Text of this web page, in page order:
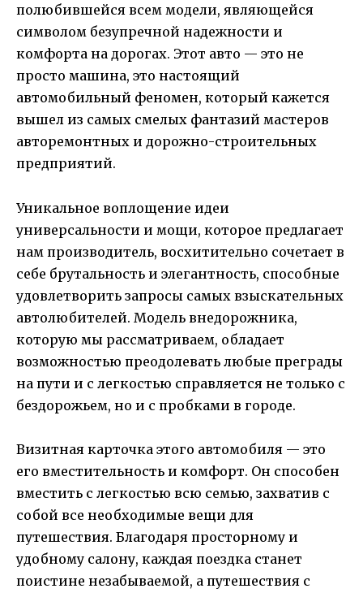
полюбившейся всем модели, являющейся
символом безупречной надежности и
комфорта на дорогах. Этот авто — это не
просто машина, это настоящий
автомобильный феномен, который кажется
вышел из самых смелых фантазий мастеров
авторемонтных и дорожно-строительных
предприятий.
Уникальное воплощение идеи
универсальности и мощи, которое предлагает
нам производитель, восхитительно сочетает в
себе брутальность и элегантность, способные
удовлетворить запросы самых взыскательных
автолюбителей. Модель внедорожника,
которую мы рассматриваем, обладает
возможностью преодолевать любые преграды
на пути и с легкостью справляется не только с
бездорожьем, но и с пробками в городе.
Визитная карточка этого автомобиля — это
его вместительность и комфорт. Он способен
вместить с легкостью всю семью, захватив с
собой все необходимые вещи для
путешествия. Благодаря просторному и
удобному салону, каждая поездка станет
поистине незабываемой, а путешествия с